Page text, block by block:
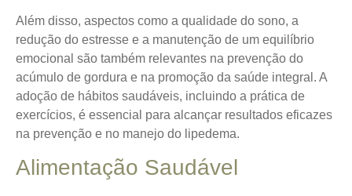
Além disso, aspectos como a qualidade do sono, a
redução do estresse e a manutenção de um equilíbrio
emocional são também relevantes na prevenção do
acúmulo de gordura e na promoção da saúde integral. A
adoção de hábitos saudáveis, incluindo a prática de
exercícios, é essencial para alcançar resultados eficazes
na prevenção e no manejo do lipedema.
Alimentação Saudável